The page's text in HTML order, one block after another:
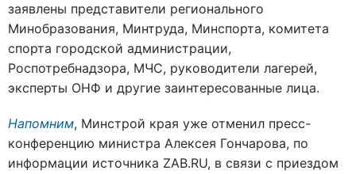
заявлены представители регионального
Минобразования, Минтруда, Минспорта, комитета
спорта городской администрации,
Роспотребнадзора, МЧС, руководители лагерей,
эксперты ОНФ и другие заинтересованные лица.
Напомним, Минстрой края уже отменил пресс-
конференцию министра Алексея Гончарова, по
информации источника ZAB.RU, в связи с приездом